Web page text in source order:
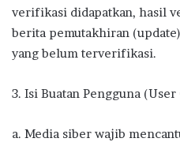
verifikasi didapatkan, hasil
berita pemutakhiran
yang belum terverifikasi.
3. Isi Buatan Pengguna
a. Media siber wajib